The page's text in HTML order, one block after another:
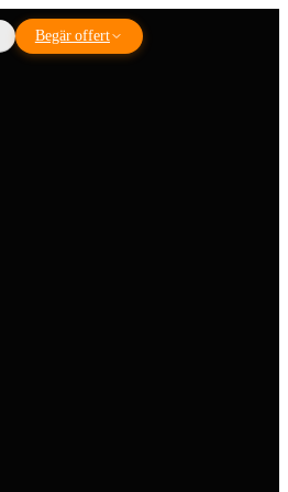
Begär offert